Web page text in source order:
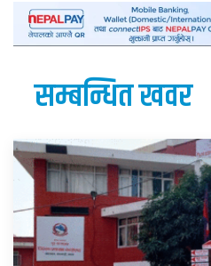
सम्बन्धित खवर